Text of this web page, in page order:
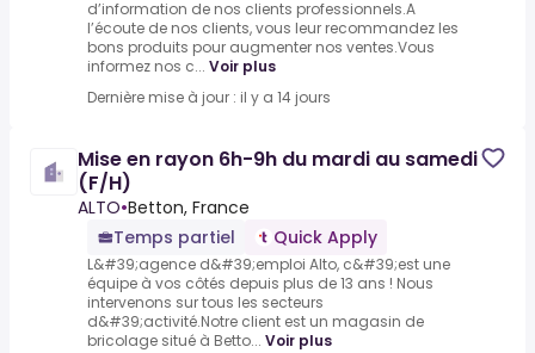
d’information de nos clients professionnels.A
l’écoute de nos clients, vous leur recommandez les
bons produits pour augmenter nos ventes.Vous
informez nos c... Voir plus
Dernière mise à jour : il y a 14 jours
Mise en rayon 6h-9h du mardi au samedi
(F/H)
ALTO•Betton, France
Temps partiel
Quick Apply
L&#39;agence d&#39;emploi Alto, c&#39;est une
équipe à vos côtés depuis plus de 13 ans ! Nous
intervenons sur tous les secteurs
d&#39;activité.Notre client est un magasin de
bricolage situé à Betto... Voir plus